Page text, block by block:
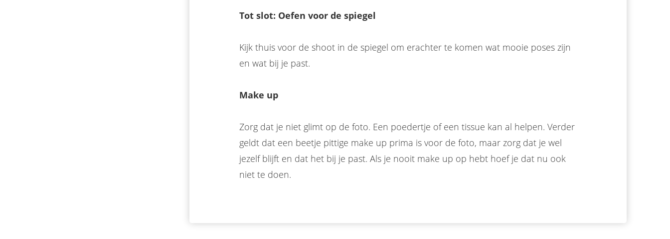
Tot slot: Oefen voor de spiegel
Kijk thuis voor de shoot in de spiegel om erachter te komen wat mooie poses zijn
en wat bij je past.
Make up
Zorg dat je niet glimt op de foto. Een poedertje of een tissue kan al helpen. Verder
geldt dat een beetje pittige make up prima is voor de foto, maar zorg dat je wel
jezelf blijft en dat het bij je past. Als je nooit make up op hebt hoef je dat nu ook
niet te doen.